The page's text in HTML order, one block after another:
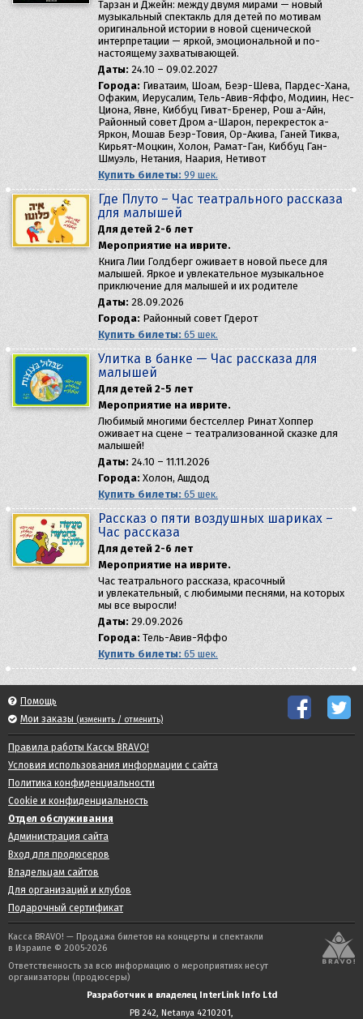
Тарзан и Джейн: между двумя мирами — новый
музыкальный спектакль для детей по мотивам
оригинальной истории в новой сценической
интерпретации — яркой, эмоциональной и по-
настоящему захватывающей.
Даты: 24.10 – 09.02.2027
Города: Гиватаим, Шоам, Беэр-Шева, Пардес-Хана,
Офаким, Иерусалим, Тель-Авив-Яффо, Модиин, Нес-
Циона, Явне, Киббуц Гиват-Бренер, Рош а-Айн,
Районный совет Дром а-Шарон, перекресток а-
Яркон, Мошав Беэр-Товия, Ор-Акива, Ганей Тиква,
Кирьят-Моцкин, Холон, Рамат-Ган, Киббуц Ган-
Шмуэль, Нетания, Наария, Нетивот
Купить билеты: 99 шек.
Где Плуто – Час театрального рассказа
для малышей
Для детей 2-6 лет
Мероприятие на иврите.
Книга Лии Голдберг оживает в новой пьесе для
малышей. Яркое и увлекательное музыкальное
приключение для малышей и их родителе
Даты: 28.09.2026
Города: Районный совет Гдерот
Купить билеты: 65 шек.
Улитка в банке — Час рассказа для
малышей
Для детей 2-5 лет
Мероприятие на иврите.
Любимый многими бестселлер Ринат Хоппер
оживает на сцене – театрализованной сказке для
малышей!
Даты: 24.10 – 11.11.2026
Города: Холон, Ашдод
Купить билеты: 65 шек.
Рассказ о пяти воздушных шариках –
Час рассказа
Для детей 2-6 лет
Мероприятие на иврите.
Час театрального рассказа, красочный
и увлекательный, с любимыми песнями, на которых
мы все выросли!
Даты: 29.09.2026
Города: Тель-Авив-Яффо
Купить билеты: 65 шек.
Помощь
Мои заказы (изменить / отменить)
Правила работы Кассы BRAVO!
Условия использования информации с сайта
Политика конфиденциальности
Cookie и конфиденциальность
Отдел обслуживания
Администрация сайта
Вход для продюсеров
Владельцам сайтов
Для организаций и клубов
Подарочный сертификат
Касса BRAVO! — Продажа билетов на концерты и спектакли
в Израиле © 2005-2026
Ответственность за всю информацию о мероприятиях несут
организаторы (продюсеры)
Разработчик и владелец InterLink Info Ltd
PB 242, Netanya 4210201,